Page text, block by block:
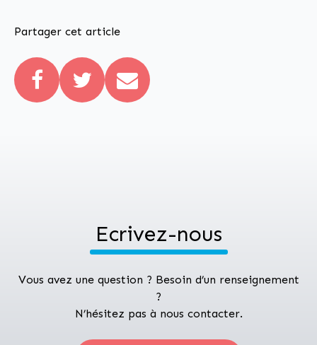
Partager cet article
Ecrivez-nous
Vous avez une question ? Besoin d’un renseignement
?
N’hésitez pas à nous contacter.